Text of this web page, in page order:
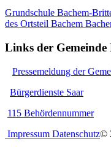
Grundschule Bachem-
des Ortsteil Bachem
Links der Gemeinde
Pressemeldung der
Bürgerdienste Saar
115 Behördennummer
Impressum Datenschutz©